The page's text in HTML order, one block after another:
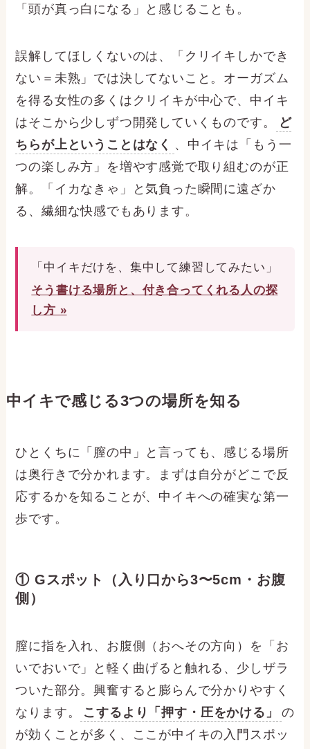
「頭が真っ白になる」と感じることも。
誤解してほしくないのは、「クリイキしかでき
ない＝未熟」では決してないこと。オーガズム
を得る女性の多くはクリイキが中心で、中イキ
はそこから少しずつ開発していくものです。
ど
ちらが上ということはなく 、中イキは「もう一
つの楽しみ方」を増やす感覚で取り組むのが正
解。「イカなきゃ」と気負った瞬間に遠ざか
る、繊細な快感でもあります。
「中イキだけを、集中して練習してみたい」
そう書ける場所と、付き合ってくれる人の探
し方 »
中イキで感じる3つの場所を知る
ひとくちに「膣の中」と言っても、感じる場所
は奥行きで分かれます。まずは自分がどこで反
応するかを知ることが、中イキへの確実な第一
歩です。
① Gスポット（入り口から3〜5cm・お腹
側）
膣に指を入れ、お腹側（おへその方向）を「お
いでおいで」と軽く曲げると触れる、少しザラ
ついた部分。興奮すると膨らんで分かりやすく
なります。
こするより「押す・圧をかける」
の
が効くことが多く、ここが中イキの入門スポッ